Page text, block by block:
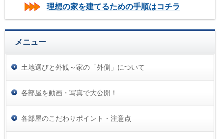
理想の家を建てるための手順はコチラ
メニュー
土地選びと外観～家の「外側」について
各部屋を動画・写真で大公開！
各部屋のこだわりポイント・注意点